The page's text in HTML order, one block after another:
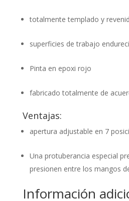
totalmente templado y
superficies de trabajo
Pinta en epoxi rojo
fabricado totalmente de
Ventajas:
apertura adjustable en 7
Una protuberancia especial
presionen entre los mangos
Información